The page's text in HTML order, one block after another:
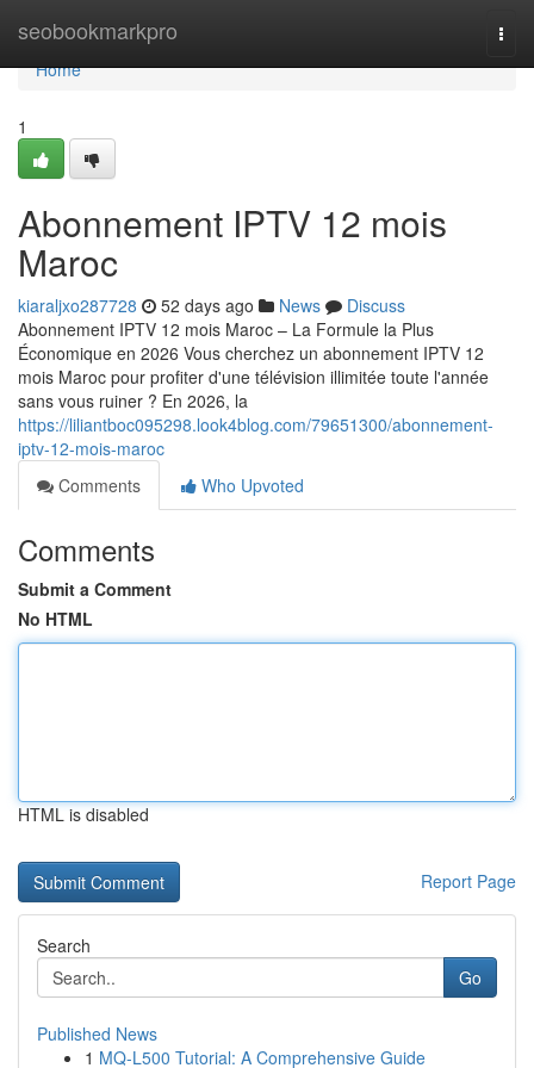
seobookmarkpro
Home
Home
1
Abonnement IPTV 12 mois
Maroc
kiaraljxo287728 52 days ago News
Discuss
Abonnement IPTV 12 mois Maroc – La Formule la Plus
Économique en 2026 Vous cherchez un abonnement IPTV 12
mois Maroc pour profiter d'une télévision illimitée toute l'année
sans vous ruiner ? En 2026, la
https://liliantboc095298.look4blog.com/79651300/abonnement-
iptv-12-mois-maroc
Comments
Who Upvoted
Comments
Submit a Comment
No HTML
HTML is disabled
Report Page
Search
Go
Published News
1 MQ-L500 Tutorial: A Comprehensive Guide